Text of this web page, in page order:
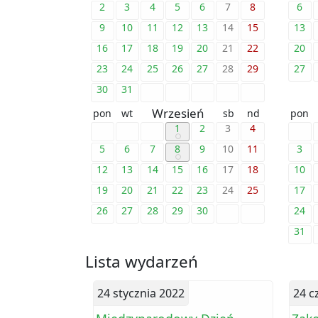
2 3 4 5 6 7
8
9
10 11 12 13 14
15
16
17 18 19 20 21
22
23
24 25 26 27 28
29
30
31
6
13
20
27
pon wt Wrzesień sb
nd
1
2 3
4
5
6 7 8 9 10
11
12
13 14 15 16 17
18
19
20 21 22 23 24
25
26
27 28 29 30
pon
3
10
17
24
31
Lista wydarzeń
24 stycznia 2022 24